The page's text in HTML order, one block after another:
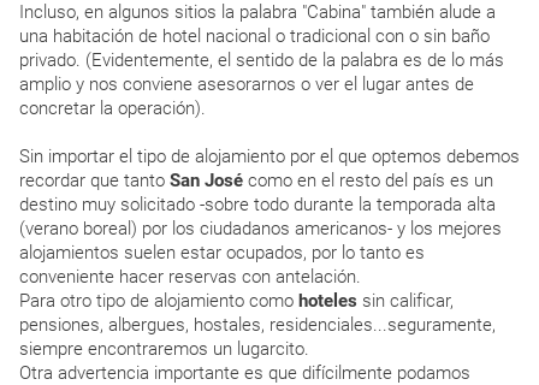
Incluso, en algunos sitios la palabra "Cabina" también alude a
una habitación de hotel nacional o tradicional con o sin baño
privado. (Evidentemente, el sentido de la palabra es de lo más
amplio y nos conviene asesorarnos o ver el lugar antes de
concretar la operación).
Sin importar el tipo de alojamiento por el que optemos debemos
recordar que tanto San José como en el resto del país es un
destino muy solicitado -sobre todo durante la temporada alta
(verano boreal) por los ciudadanos americanos- y los mejores
alojamientos suelen estar ocupados, por lo tanto es
conveniente hacer reservas con antelación.
Para otro tipo de alojamiento como hoteles sin calificar,
pensiones, albergues, hostales, residenciales...seguramente,
siempre encontraremos un lugarcito.
Otra advertencia importante es que difícilmente podamos